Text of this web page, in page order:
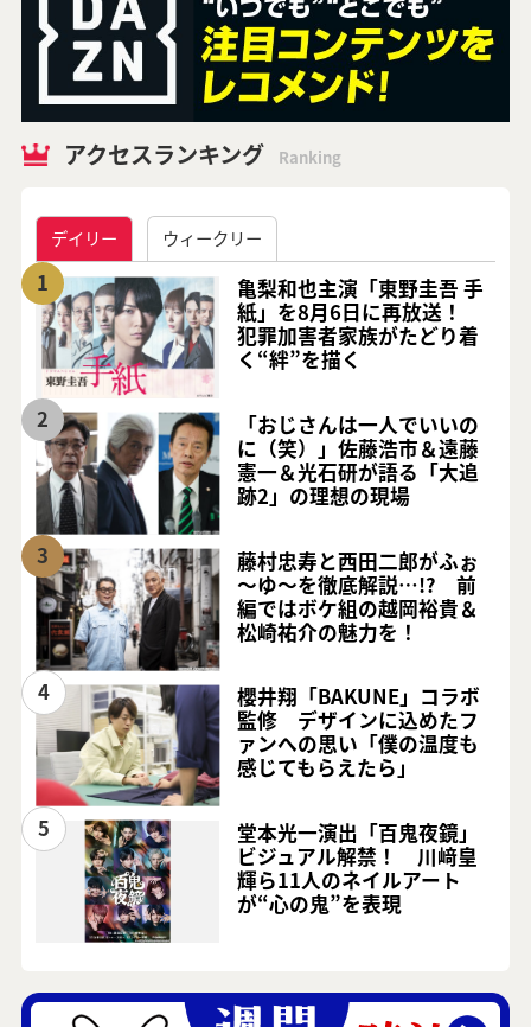
アクセスランキング Ranking
デイリー ウィークリー
1
亀梨和也主演「東野圭吾 手
紙」を8月6日に再放送！
犯罪加害者家族がたどり着
く“絆”を描く
2
「おじさんは一人でいいの
に（笑）」佐藤浩市＆遠藤
憲一＆光石研が語る「大追
跡2」の理想の現場
3
藤村忠寿と西田二郎がふぉ
～ゆ～を徹底解説…!? 前
編ではボケ組の越岡裕貴＆
松崎祐介の魅力を！
4
櫻井翔「BAKUNE」コラボ
監修 デザインに込めたフ
ァンへの思い「僕の温度も
感じてもらえたら」
5
堂本光一演出「百鬼夜鏡」
ビジュアル解禁！ 川﨑皇
輝ら11人のネイルアート
が“心の鬼”を表現